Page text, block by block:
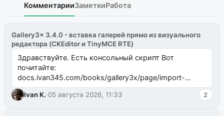
КомментарииЗаметкиРабота
Gallery3x 3.4.0 - вставка галерей прямо из визуального
редактора (CKEditor и TinyMCE RTE)
Здравствуйте. Есть консольный скрипт Вот
почитайте:
docs.ivan345.com/books/gallery3x/page/import-
ms2galleryphp
Ivan K.·05 августа 2026, 11:33 2